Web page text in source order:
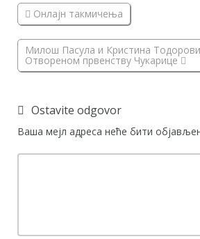
Онлајн такмичења
Милош Пасула и Кристина
Отвореном првенству Чукарице
Ostavite odgovor
Ваша мејл адреса неће бити